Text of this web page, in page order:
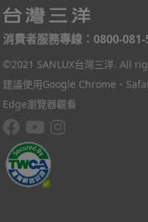
消費者服務專線：0800-
©2021 SANLUX台灣三洋. All
建議使用Google Chrome、
Edge瀏覽器觀看